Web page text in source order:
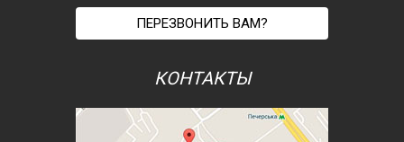
ПЕРЕЗВОНИТЬ ВАМ?
КОНТАКТЫ